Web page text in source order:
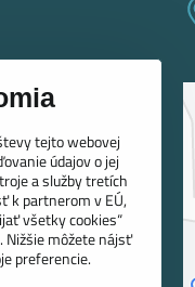
tejto webovej
údajov o jej
a služby tretích
k partnerom v EÚ,
všetky cookies“
Nižšie môžete nájsť
preferencie.